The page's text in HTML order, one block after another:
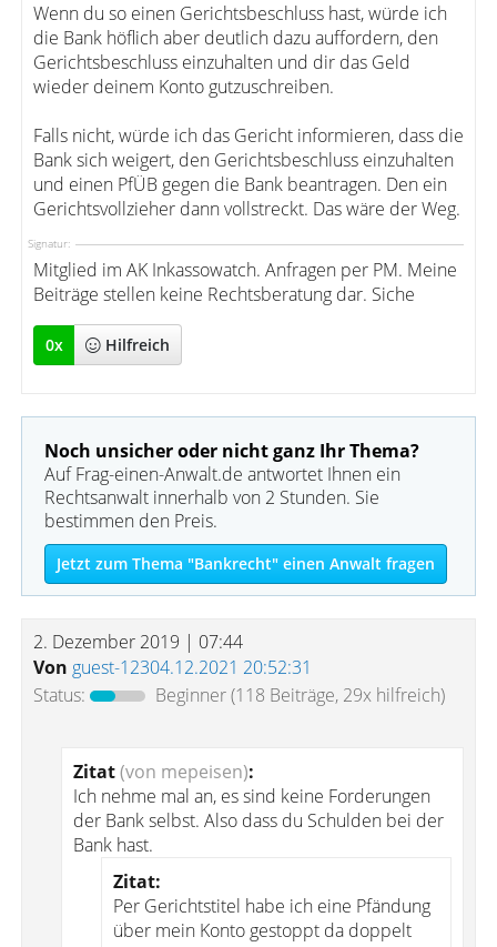
Wenn du so einen Gerichtsbeschluss hast, würde ich
die Bank höflich aber deutlich dazu auffordern, den
Gerichtsbeschluss einzuhalten und dir das Geld
wieder deinem Konto gutzuschreiben.
Falls nicht, würde ich das Gericht informieren, dass die
Bank sich weigert, den Gerichtsbeschluss einzuhalten
und einen PfÜB gegen die Bank beantragen. Den ein
Gerichtsvollzieher dann vollstreckt. Das wäre der Weg.
Signatur:
Mitglied im AK Inkassowatch. Anfragen per PM. Meine
Beiträge stellen keine Rechtsberatung dar. Siche
0x Hilfreich
Noch unsicher oder nicht ganz Ihr Thema?
Auf Frag-einen-Anwalt.de antwortet Ihnen ein
Rechtsanwalt innerhalb von 2 Stunden. Sie
bestimmen den Preis.
Jetzt zum Thema "Bankrecht" einen Anwalt fragen
2. Dezember 2019 | 07:44
Von guest-12304.12.2021 20:52:31
Status:
Beginner(118 Beiträge, 29x hilfreich)
Zitat(von mepeisen):
Ich nehme mal an, es sind keine Forderungen
der Bank selbst. Also dass du Schulden bei der
Bank hast.
Zitat:
Per Gerichtstitel habe ich eine Pfändung
über mein Konto gestoppt da doppelt